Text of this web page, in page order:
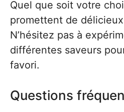
Quel que soit votre
promettent de
N’hésitez pas à
différentes saveurs
favori.
Questions